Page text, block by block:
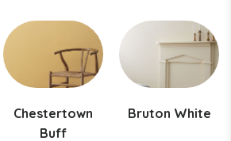
Chestertown
Buff
Bruton White